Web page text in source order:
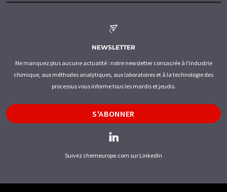
NEWSLETTER
Ne manquez plus aucune actualité : notre newsletter consacrée à l'industrie
chimique, aux méthodes analytiques, aux laboratoires et à la technologie des
processus vous informe tous les mardis et jeudis.
S'ABONNER
Suivez chemeurope.com sur LinkedIn